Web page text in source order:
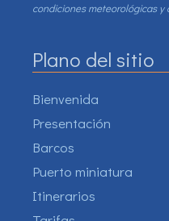
condiciones meteorológicas y
Plano del sitio
Bienvenida
Presentación
Barcos
Puerto miniatura
Itinerarios